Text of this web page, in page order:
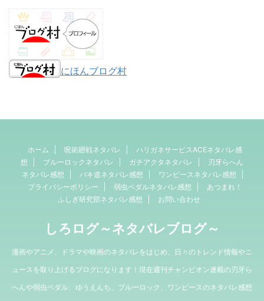
にほんブログ村
ホーム 呪術廻戦ネタバレ
ハリガネサービスACEネタバレ感
想
ブルーロックネタバレ ガチアクタネタバレ
刃牙らへん
ネタバレ感想
バキ道ネタバレ感想
ワンピースネタバレ感想
プライバシーポリシー
弱虫ペダルネタバレ感想
あつまれ！
ふしぎ研究部ネタバレ感想
お問い合わせ
しろログ～ネタバレブログ～
漫画やアニメ、ドラマや映画のネタバレをはじめ、日々のトレンド情報やニ
ュースを取り上げるブログになります！現在週刊チャンピオン連載の刃牙ら
へんや弱虫ペダル、ゆうえんち、ブルーロック、ワンピースのネタバレ感想